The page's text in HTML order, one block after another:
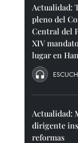
Actualidad:
pleno del
Central del
XIV
lugar en
Actualidad:
dirigente
reformas